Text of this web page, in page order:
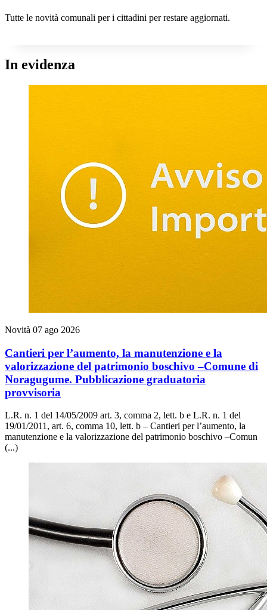
Tutte le novità comunali per i cittadini per restare aggiornati.
In evidenza
Novità 07 ago 2026
Cantieri per l’aumento, la manutenzione e la
valorizzazione del patrimonio boschivo –Comune di
Noragugume. Pubblicazione graduatoria
provvisoria
L.R. n. 1 del 14/05/2009 art. 3, comma 2, lett. b e L.R. n. 1 del
19/01/2011, art. 6, comma 10, lett. b – Cantieri per l’aumento, la
manutenzione e la valorizzazione del patrimonio boschivo –Comun
(...)